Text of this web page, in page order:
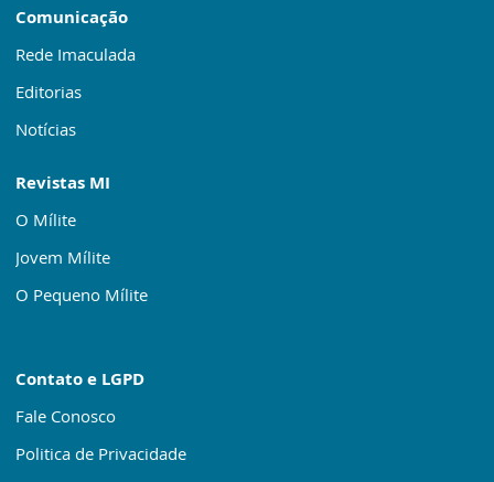
Comunicação
Rede Imaculada
Editorias
Notícias
Revistas MI
O Mílite
Jovem Mílite
O Pequeno Mílite
Contato e LGPD
Fale Conosco
Politica de Privacidade